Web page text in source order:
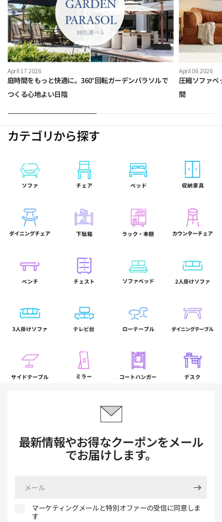
April 17 2026
庭時間をもっと快適に。360°回転ガーデンパラソルで
つくる心地よい日陰
April 06 2026
圧縮ソファベ
間
カテゴリから探す
最新情報やお得なクーポンをメール
でお届けします。
マーケティングメールと特別オファーの受信に同意しま
す